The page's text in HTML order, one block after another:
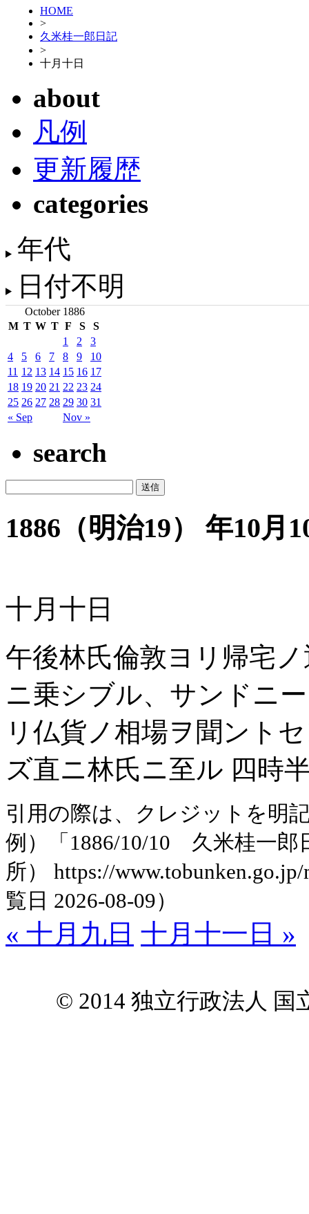
HOME
>
久米桂一郎日記
>
十月十日
about
凡例
更新履歴
categories
年代
日付不明
October 1886
M T W T F S S
« Sep Nov »
1 2
3
4
5 6 7 8 9
10
11 12 13 14 15 16 17
18 19 20 21 22 23 24
25 26 27 28 29 30 31
search
1886（明治19） 年10月
十月十日
午後林氏倫敦ヨリ帰宅
ニ乗シブル、サンドニ
リ仏貨ノ相場ヲ聞ント
ズ直ニ林氏ニ至ル 四時
引用の際は、クレジットを明
例）「1886/10/10 久米桂一郎
所） https://
覧日 2026-08-09）
« 十月九日 十月十一日 »
© 2014 独立行政法人 国